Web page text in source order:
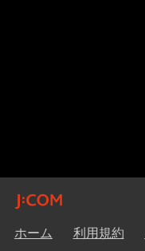
ホーム 利用規約